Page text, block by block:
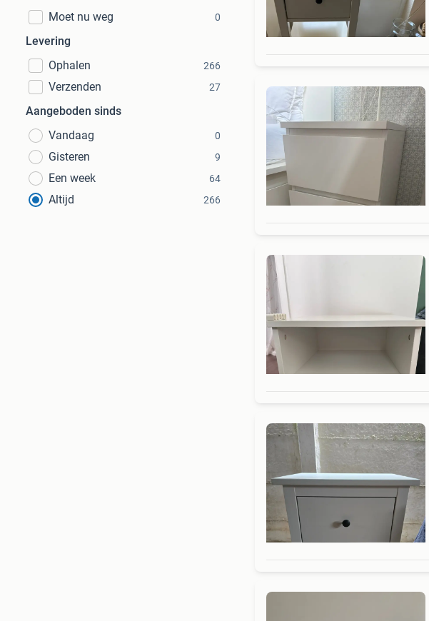
Moet nu weg
0
Levering
Ophalen
266
Verzenden 27
Aangeboden sinds
Vandaag
0
Gisteren 9
Een week 64
Altijd 266